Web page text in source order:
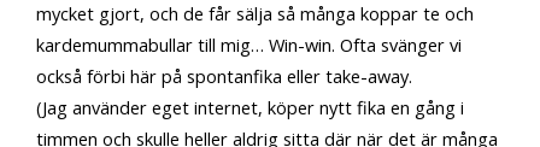
mycket gjort, och de får sälja så många koppar te och
kardemummabullar till mig… Win-win. Ofta svänger vi
också förbi här på spontanfika eller take-away.
(Jag använder eget internet, köper nytt fika en gång i
timmen och skulle heller aldrig sitta där när det är många